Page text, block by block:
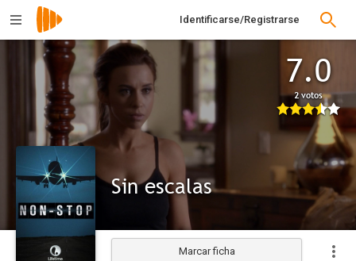
Identificarse/Registrarse
7.0
2 votos
Sin escalas
Marcar ficha